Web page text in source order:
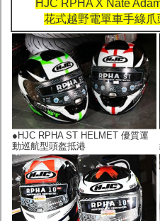
HJC RPHA X Nate
花式越野電單車手綠爪
●HJC RPHA ST HELMET 優質運
動巡航型頭盔抵港